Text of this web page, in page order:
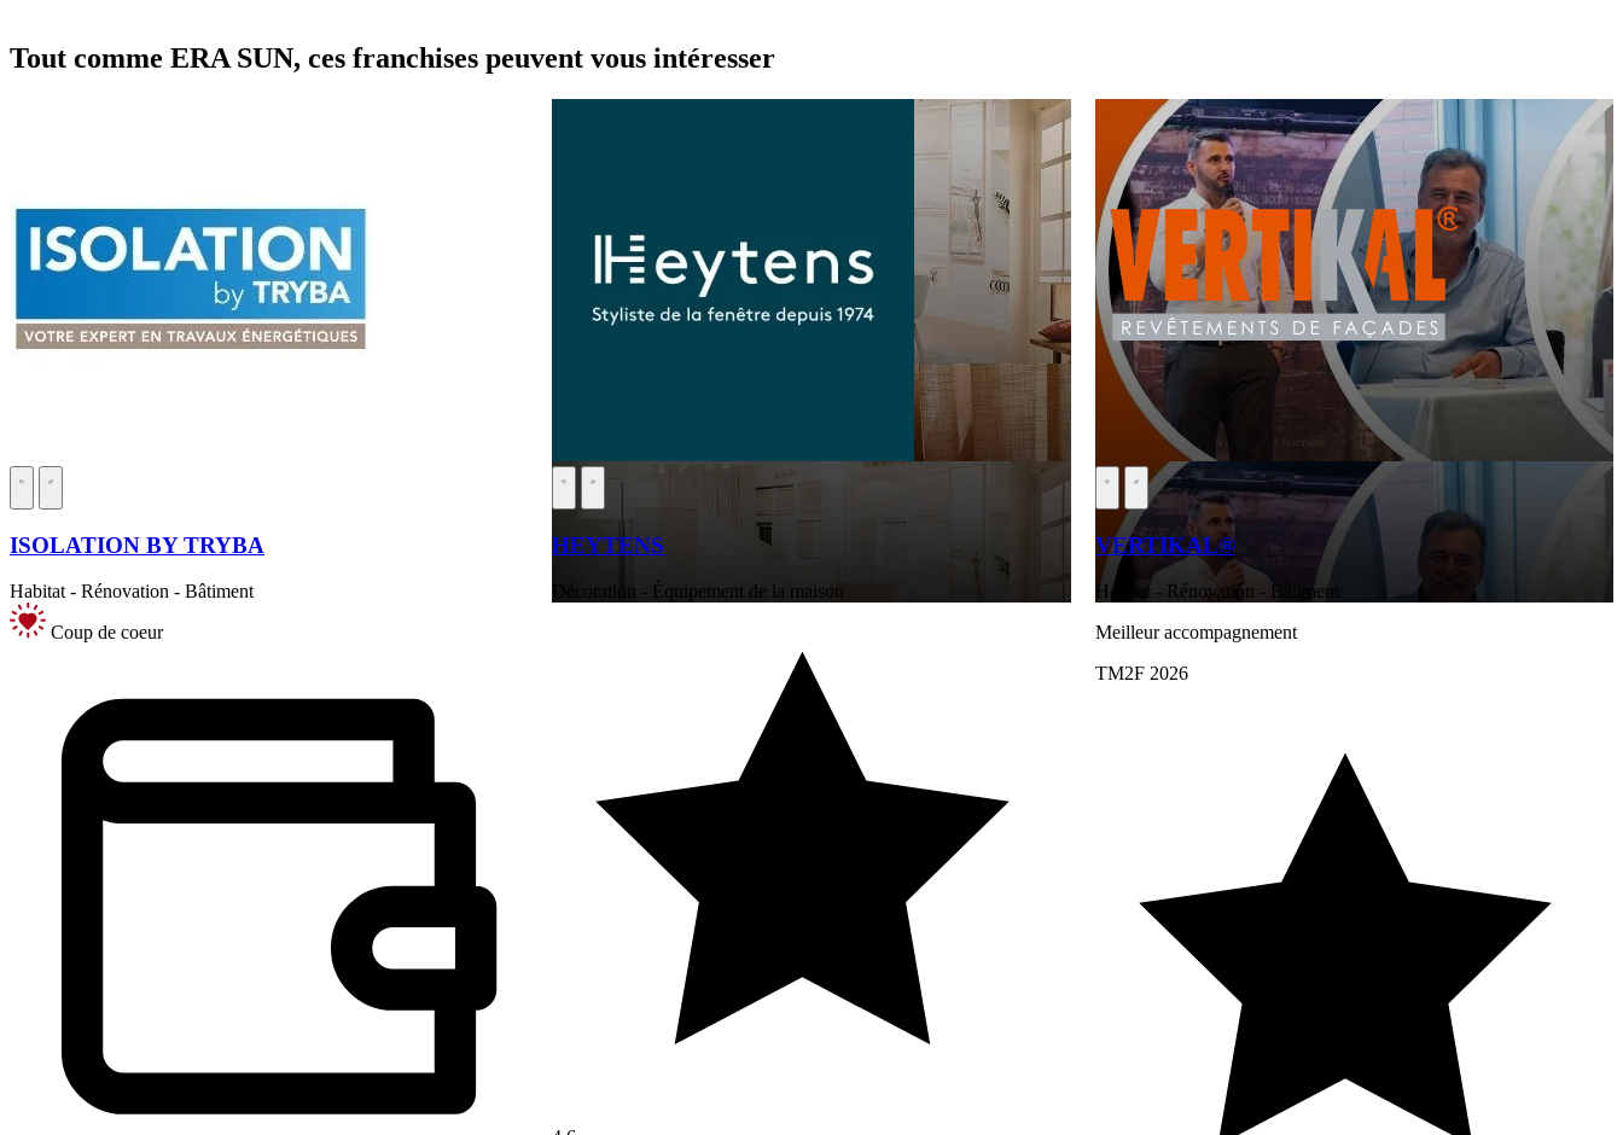
Tout comme ERA SUN, ces franchises peuvent vous intéresser
ISOLATION BY TRYBA
Habitat - Rénovation - Bâtiment
Coup de coeur
HEYTENS
Décoration - Équipement de la maison
VERTIKAL®
Habitat - Rénovation - Bâtiment
Meilleur accompagnement
TM2F 2026